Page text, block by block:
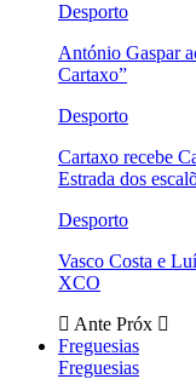
Desporto
António Gaspar
Cartaxo”
Desporto
Cartaxo recebe
Estrada dos
Desporto
Vasco Costa e
XCO
Ante Próx
Freguesias
Freguesias